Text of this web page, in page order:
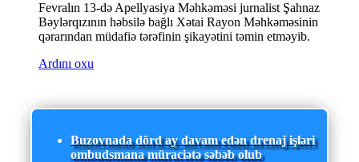
Fevralın 13-də Apellyasiya Məhkəməsi jurnalist Şahnaz
Bəylərqızının həbsilə bağlı Xətai Rayon Məhkəməsinin
qərarından müdafiə tərəfinin şikayətini təmin etməyib.
Ardını oxu
Buzovnada dörd ay davam edən drenaj işləri
ombudsmana müraciətə səbəb olub